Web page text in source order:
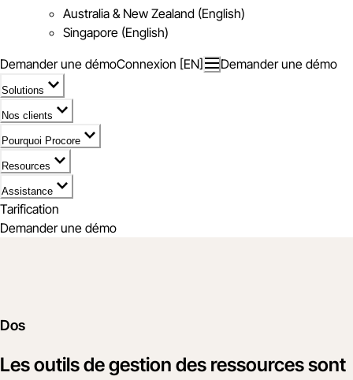
Australia & New Zealand (English)
Singapore (English)
Demander une démoConnexion [EN] Demander une démo
Solutions
Nos clients
Pourquoi Procore
Resources
Assistance
Tarification
Demander une démo
Dos
Les outils de gestion des ressources sont